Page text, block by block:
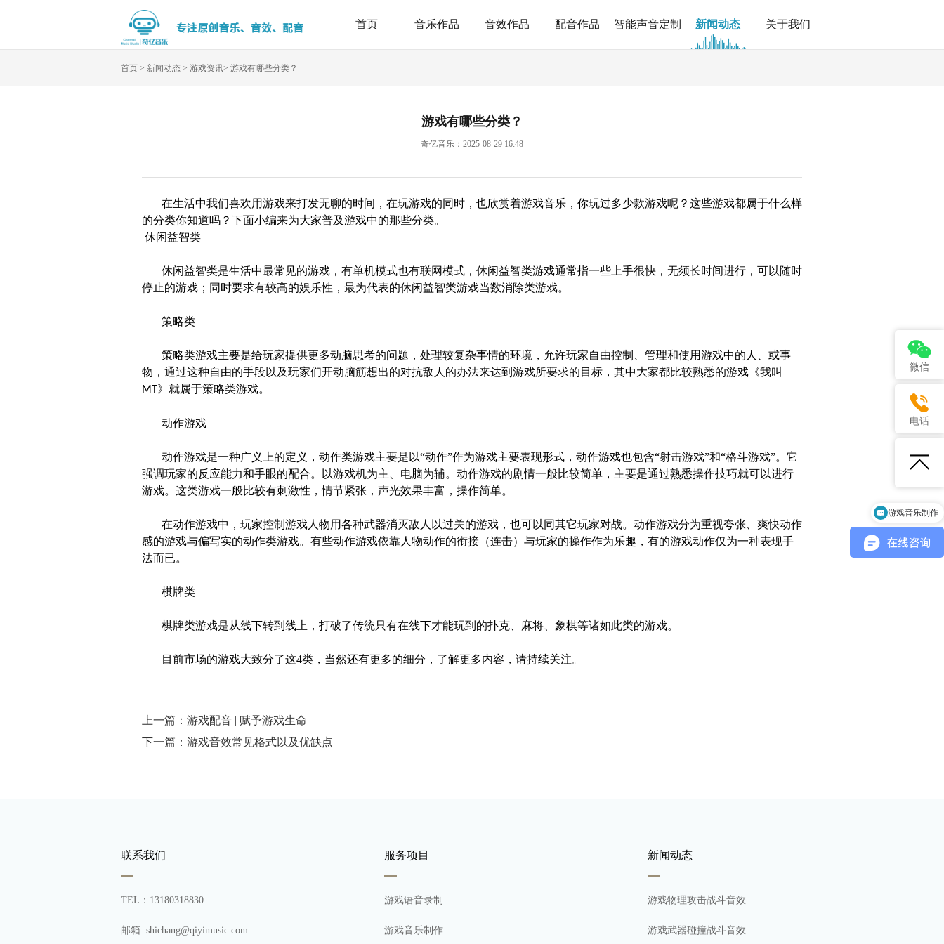
首页 音乐作品 音效作品 配音作品 智能声音定制 新闻动态 关于我们
首页 > 新闻动态 > 游戏资讯> 游戏有哪些分类？
游戏有哪些分类？
奇亿音乐：2025-08-29 16:48
在生活中我们喜欢用游戏来打发无聊的时间，在玩游戏的同时，也欣赏着游戏音乐 ，你玩过多少款游戏呢？这些游戏都属于什么样
的分类你知道吗？下面小编来为大家普及游戏中的那些分类。
休闲益智类
休闲益智类是生活中最常见的游戏，有单机模式也有联网模式，休闲益智类游戏通常指一些上手很快，无须长时间进行，可以随时
停止的游戏；同时要求有较高的娱乐性，最为代表的休闲益智类游戏当数消除类游戏。
策略类
策略类游戏主要是给玩家提供更多动脑思考的问题，处理较复杂事情的环境，允许玩家自由控制、管理和使用游戏中的人、或事
物 ，通过这种自由的手段以及玩家们开动脑筋想出的对抗敌人的办法来达到游戏所要求的目标，其中大家都比较熟悉的游戏《我叫
MT》就属于策略类游戏。
动作游戏
动作游戏是一种广义上的定义，动作类游戏主要是以“动作”作为游戏主要表现形式，动作游戏也包含“射击游戏”和“格斗游戏”。它
强调玩家的反应能力和手眼的配合。以游戏机为主、电脑为辅。动作游戏的剧情一般比较简单，主要是通过熟悉操作技巧就可以进行
游戏。这类游戏一般比较有刺激性，情节紧张，声光效果丰富，操作简单。
在动作游戏中，玩家控制游戏人物用各种武器消灭敌人以过关的游戏，也可以同其它玩家对战。动作游戏分为重视夸张、爽快动作
感的游戏与偏写实的动作类游戏。有些动作游戏依靠人物动作的衔接（连击）与玩家的操作作为乐趣，有的游戏动作仅为一种表现手
法而已。
棋牌类
棋牌类游戏是从线下转到线上，打破了传统只有在线下才能玩到的扑克、麻将、象棋等诸如此类的游戏。
目前市场的游戏大致分了这4类，当然还有更多的细分，了解更多内容，请持续关注。
上一篇：游戏配音 | 赋予游戏生命
下一篇：游戏音效常见格式以及优缺点
联系我们
TEL：13180318830
邮箱: shichang@qiyimusic.com
服务项目
游戏语音录制
游戏音乐制作
新闻动态
游戏物理攻击战斗音效
游戏武器碰撞战斗音效
微信
电话
游戏音乐制作